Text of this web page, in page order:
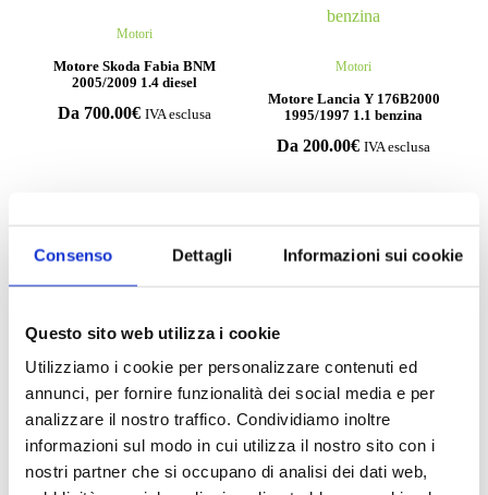
Consenso Dettagli Informazioni sui cookie
Questo sito web utilizza i cookie
Utilizziamo i cookie per personalizzare contenuti ed
annunci, per fornire funzionalità dei social media e per
analizzare il nostro traffico. Condividiamo inoltre
informazioni sul modo in cui utilizza il nostro sito con i
nostri partner che si occupano di analisi dei dati web,
Motori
Motore Skoda Fabia BNM
2005/2009 1.4 diesel
Da 700.00€ IVA esclusa
Motori
Motore Lancia Y 176B2000
1995/1997 1.1 benzina
Da 200.00€ IVA esclusa
Compila il form e richiedi
informazioni